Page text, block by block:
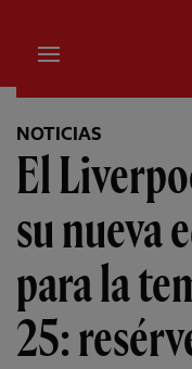
NOTICIAS
El
su nueva
para la
25: